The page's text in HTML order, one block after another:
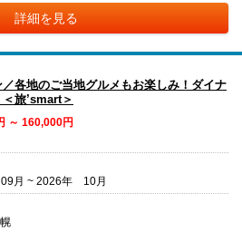
詳細を見る
／各地のご当地グルメもお楽しみ！ダイナ
旅’smart＞
～ 160,000円
月 ~ 2026年 10月